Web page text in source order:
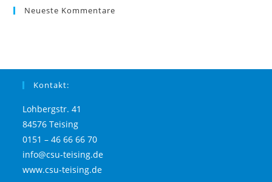
Neueste Kommentare
Kontakt:
Lohbergstr. 41
84576 Teising
0151 – 46 66 66 70
info@csu-teising.de
www.csu-teising.de